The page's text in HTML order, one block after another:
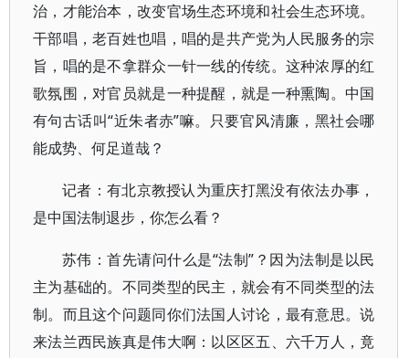
治，才能治本，改变官场生态环境和社会生态环境。
干部唱，老百姓也唱，唱的是共产党为人民服务的宗
旨，唱的是不拿群众一针一线的传统。这种浓厚的红
歌氛围，对官员就是一种提醒，就是一种熏陶。中国
有句古话叫“近朱者赤”嘛。只要官风清廉，黑社会哪
能成势、何足道哉？
记者：有北京教授认为重庆打黑没有依法办事，
是中国法制退步，你怎么看？
苏伟：首先请问什么是“法制”？因为法制是以民
主为基础的。不同类型的民主，就会有不同类型的法
制。而且这个问题同你们法国人讨论，最有意思。说
来法兰西民族真是伟大啊：以区区五、六千万人，竟